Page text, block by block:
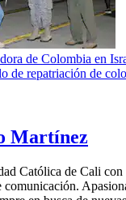
de Colombia en
de repatriación de
Martínez
Católica de Cali con
comunicación.